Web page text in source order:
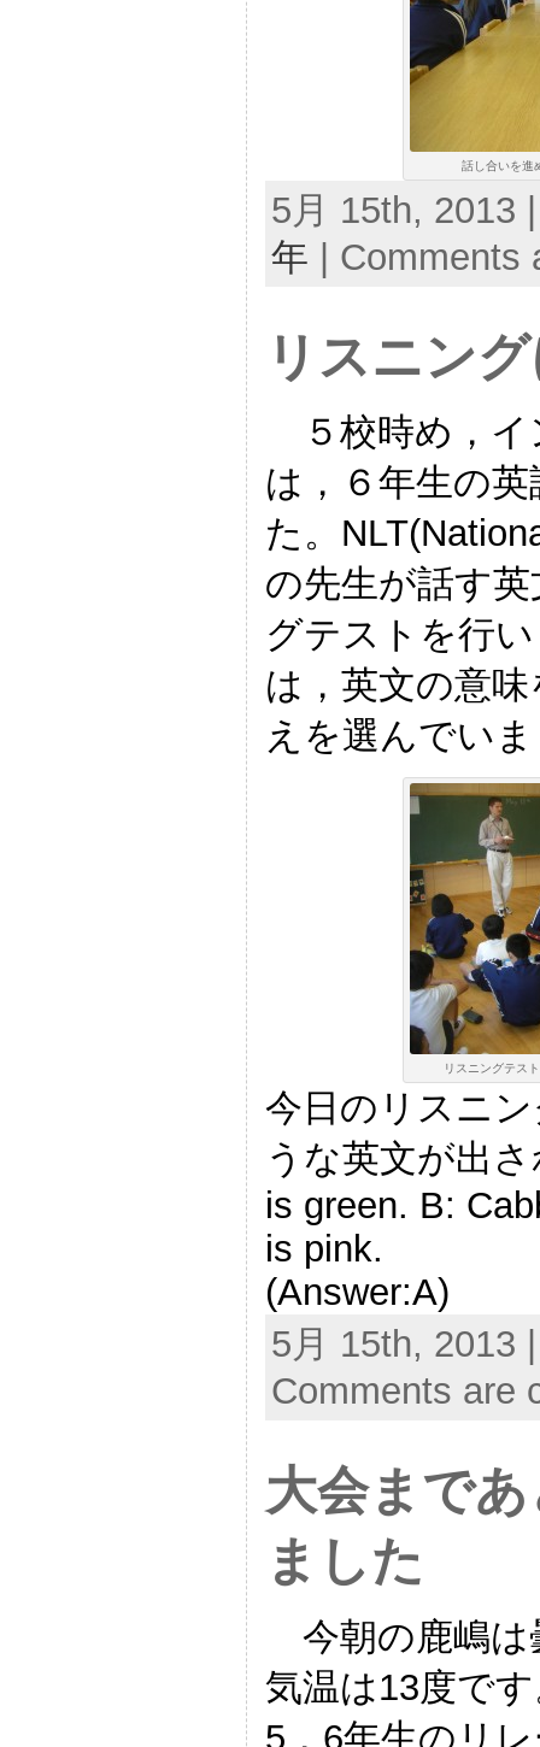
話し合いを進
5月 15th, 2013
年 | Comments
リスニン
５校時め，イ
は，６年生の
た。
の先生が話す
グテストを行
は，英文の意
えを選んでい
リスニングテス
今日のリスニ
うな英文が出
is green. B:
is pink.
(Answer:A)
5月 15th, 2013
Comments are
大会まで
ました
今朝の鹿嶋は
気温は13度で
5，6年生のリ